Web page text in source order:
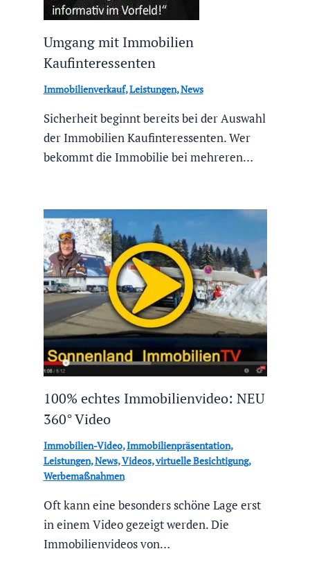
Umgang mit Immobilien
Kaufinteressenten
Immobilienverkauf,Leistungen,News
Sicherheit beginnt bereits bei der Auswahl
der Immobilien Kaufinteressenten. Wer
bekommt die Immobilie bei mehreren…
100% echtes Immobilienvideo: NEU
360° Video
Immobilien-Video,Immobilienpräsentation,
Leistungen,News,Videos,virtuelle Besichtigung,
Werbemaßnahmen
Oft kann eine besonders schöne Lage erst
in einem Video gezeigt werden. Die
Immobilienvideos von…